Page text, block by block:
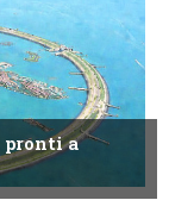
pronti a